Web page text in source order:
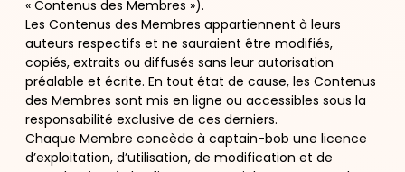
« Contenus des Membres »).
Les Contenus des Membres appartiennent à leurs
auteurs respectifs et ne sauraient être modifiés,
copiés, extraits ou diffusés sans leur autorisation
préalable et écrite. En tout état de cause, les Contenus
des Membres sont mis en ligne ou accessibles sous la
responsabilité exclusive de ces derniers.
Chaque Membre concède à captain-bob une licence
d’exploitation, d’utilisation, de modification et de